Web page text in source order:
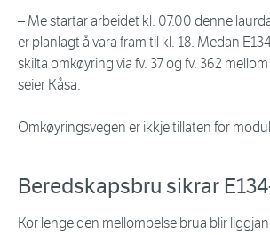
– Me startar arbeidet kl. 07.00 denne
er planlagt å vara fram til kl. 18. Medan
skilta omkøyring via fv. 37 og fv. 362
seier Kåsa.
Omkøyringsvegen er ikkje tillaten for
Beredskapsbru sikrar
Kor lenge den mellombelse brua blir